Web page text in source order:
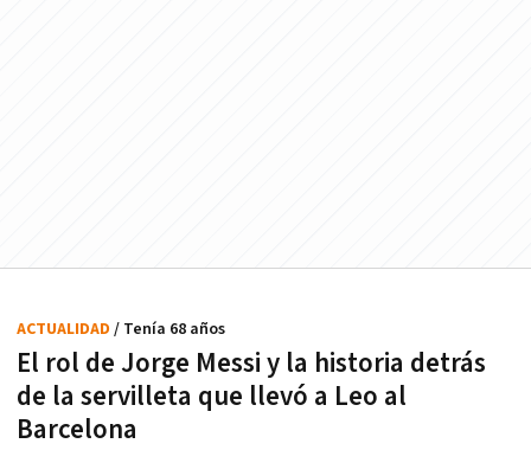
El rol de Jorge Messi y la historia detrás
de la servilleta que llevó a Leo al
Barcelona
ACTUALIDAD / Tenía 68 años